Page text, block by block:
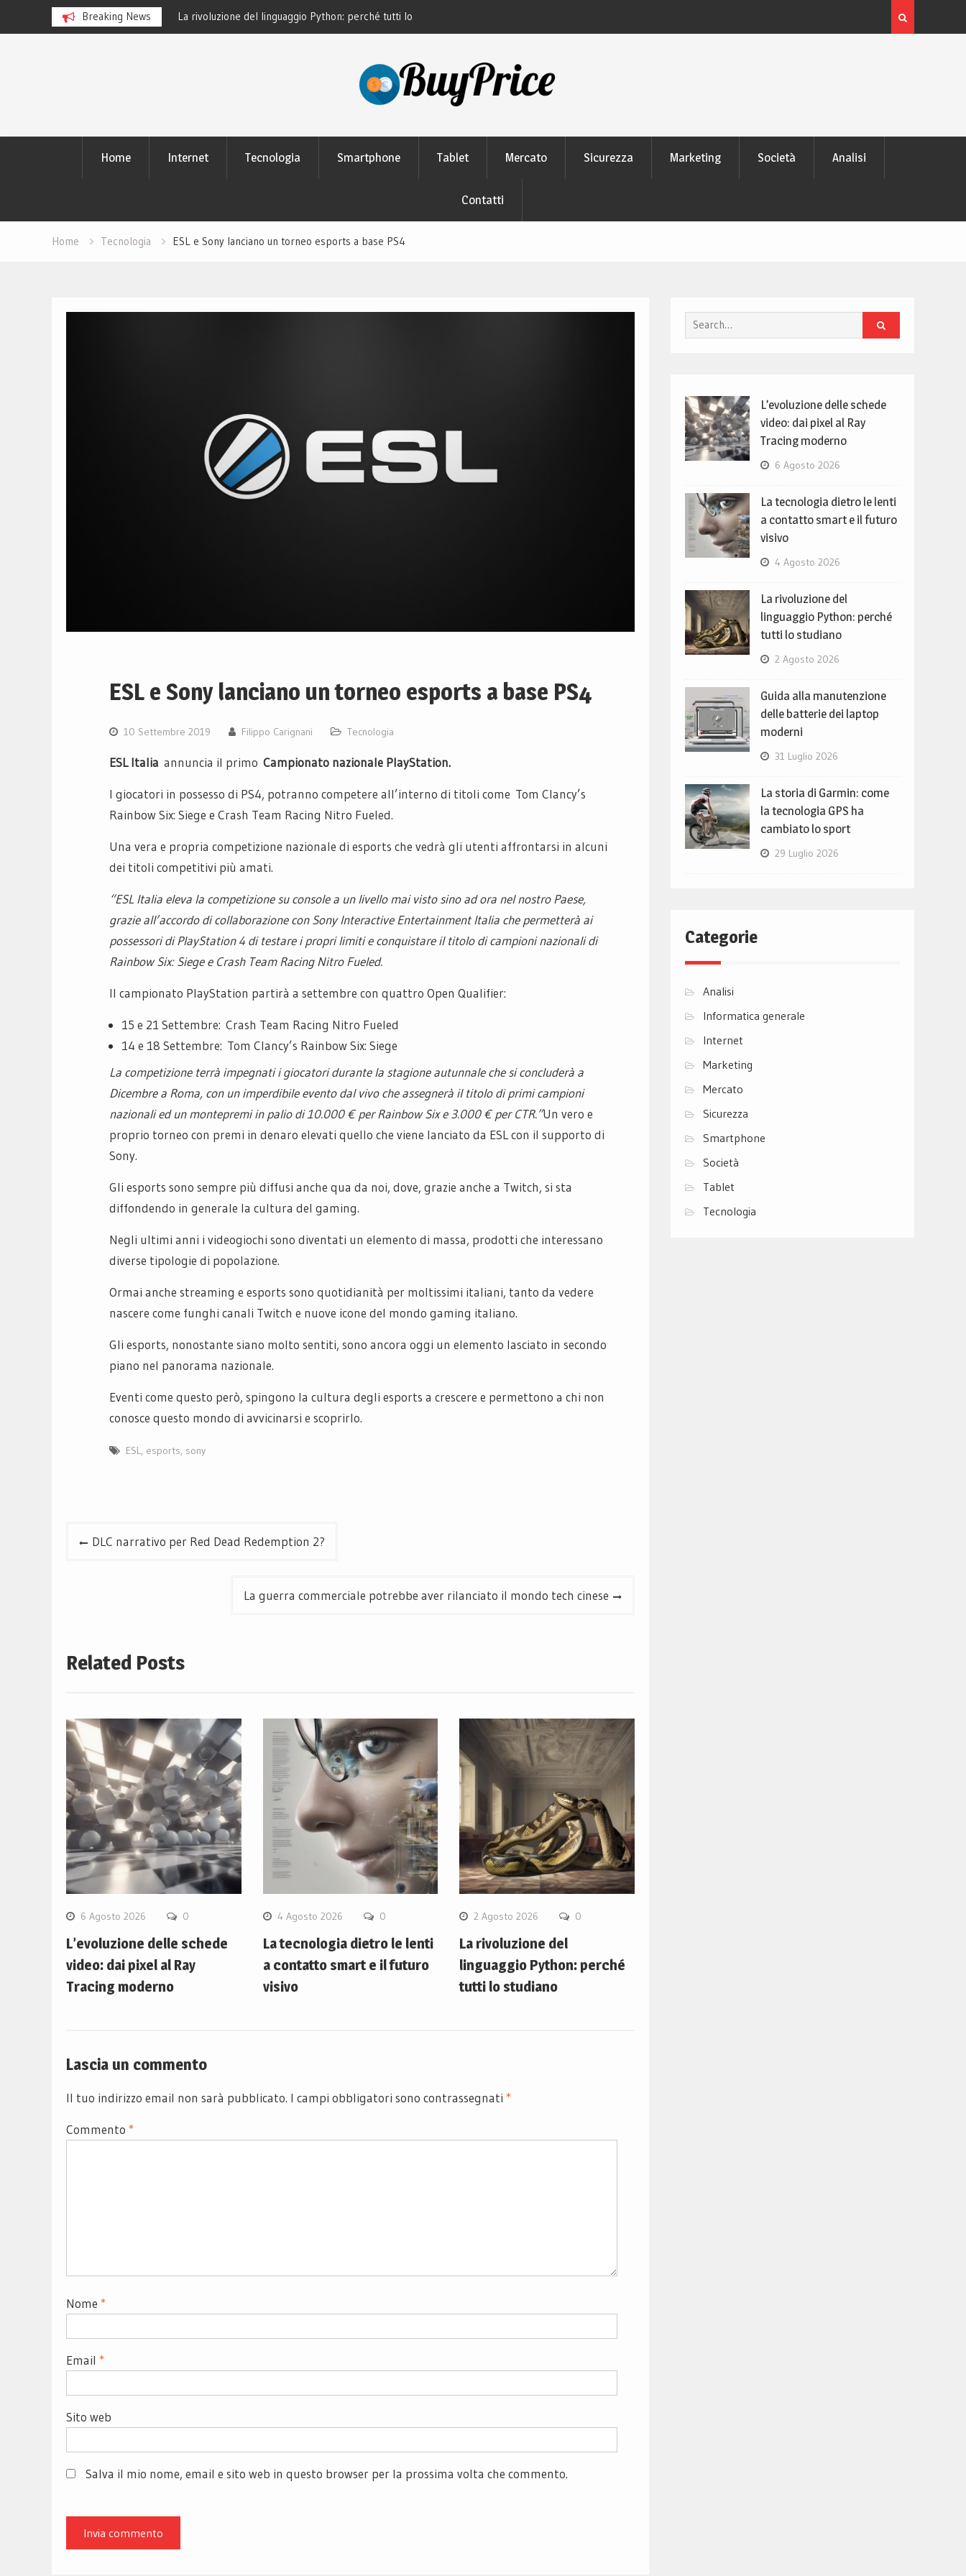
Breaking News
lenti a contatto smart e il futuro
La rivoluzione del linguaggio Python: perché tutti lo
studiano
moderni
L’evoluzione delle schede video: dai pixel al Ray
moderno
Home Internet Tecnologia Smartphone Tablet Mercato Sicurezza Marketing Società Analisi
Contatti
Home Tecnologia ESL e Sony lanciano un torneo esports a base PS4
ESL e Sony lanciano un torneo esports a base PS4
10 Settembre 2019 Filippo Carignani Tecnologia
ESL Italia annuncia il primo Campionato nazionale PlayStation.
I giocatori in possesso di PS4, potranno competere all’interno di titoli come Tom Clancy’s
Rainbow Six: Siege e Crash Team Racing Nitro Fueled.
Una vera e propria competizione nazionale di esports che vedrà gli utenti affrontarsi in alcuni
dei titoli competitivi più amati.
“ESL Italia eleva la competizione su console a un livello mai visto sino ad ora nel nostro Paese,
grazie all’accordo di collaborazione con Sony Interactive Entertainment Italia che permetterà ai
possessori di PlayStation 4 di testare i propri limiti e conquistare il titolo di campioni nazionali di
Rainbow Six: Siege e Crash Team Racing Nitro Fueled.
Il campionato PlayStation partirà a settembre con quattro Open Qualifier:
15 e 21 Settembre: Crash Team Racing Nitro Fueled
14 e 18 Settembre: Tom Clancy’s Rainbow Six: Siege
La competizione terrà impegnati i giocatori durante la stagione autunnale che si concluderà a
Dicembre a Roma, con un imperdibile evento dal vivo che assegnerà il titolo di primi campioni
nazionali ed un montepremi in palio di 10.000 € per Rainbow Six e 3.000 € per CTR.”Un vero e
proprio torneo con premi in denaro elevati quello che viene lanciato da ESL con il supporto di
Sony.
Gli esports sono sempre più diffusi anche qua da noi, dove, grazie anche a Twitch, si sta
diffondendo in generale la cultura del gaming.
Negli ultimi anni i videogiochi sono diventati un elemento di massa, prodotti che interessano
diverse tipologie di popolazione.
Ormai anche streaming e esports sono quotidianità per moltissimi italiani, tanto da vedere
nascere come funghi canali Twitch e nuove icone del mondo gaming italiano.
Gli esports, nonostante siano molto sentiti, sono ancora oggi un elemento lasciato in secondo
piano nel panorama nazionale.
Eventi come questo però, spingono la cultura degli esports a crescere e permettono a chi non
conosce questo mondo di avvicinarsi e scoprirlo.
ESL, esports, sony
Navigazione
DLC narrativo per Red Dead Redemption 2?
La guerra commerciale potrebbe aver rilanciato il mondo tech cinese
Related Posts
6 Agosto 2026 0
L’evoluzione delle schede
video: dai pixel al Ray
Tracing moderno
4 Agosto 2026 0
La tecnologia dietro le lenti
a contatto smart e il futuro
visivo
2 Agosto 2026 0
La rivoluzione del
linguaggio Python: perché
tutti lo studiano
Lascia un commento
Il tuo indirizzo email non sarà pubblicato. I campi obbligatori sono contrassegnati *
Commento *
Nome *
Email *
Sito web
Salva il mio nome, email e sito web in questo browser per la prossima volta che commento.
Search
for:
L’evoluzione delle schede
video: dai pixel al Ray
Tracing moderno
6 Agosto 2026
La tecnologia dietro le lenti
a contatto smart e il futuro
visivo
4 Agosto 2026
La rivoluzione del
linguaggio Python: perché
tutti lo studiano
2 Agosto 2026
Guida alla manutenzione
delle batterie dei laptop
moderni
31 Luglio 2026
La storia di Garmin: come
la tecnologia GPS ha
cambiato lo sport
29 Luglio 2026
Categorie
Analisi
Informatica generale
Internet
Marketing
Mercato
Sicurezza
Smartphone
Società
Tablet
Tecnologia